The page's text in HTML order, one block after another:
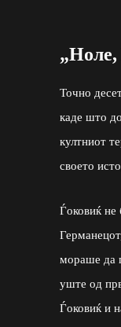
„Ноле,
Точно
каде што
култниот
своето
Ѓоковиќ не
мораше да
уште од
Ѓоковиќ и